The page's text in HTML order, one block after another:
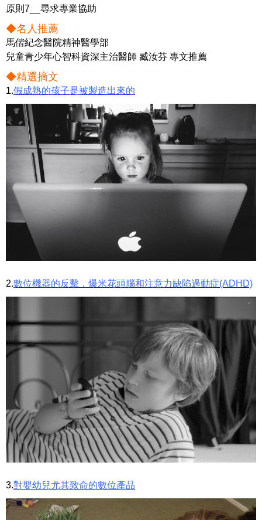
原則7__尋求專業協助
◆名人推薦
馬偕紀念醫院精神醫學部
兒童青少年心智科資深主治醫師 臧汝芬 專文推薦
◆精選摘文
1.假成熟的孩子是被製造出來的
2.數位機器的反擊，爆米花頭腦和注意力缺陷過動症(ADHD)
3.對嬰幼兒尤其致命的數位產品